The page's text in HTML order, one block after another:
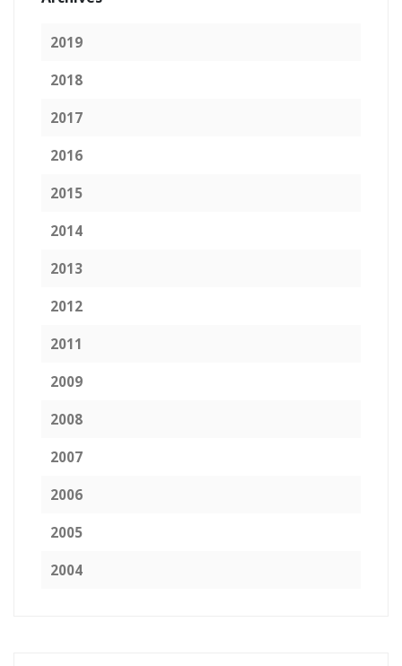
2019
2018
2017
2016
2015
2014
2013
2012
2011
2009
2008
2007
2006
2005
2004